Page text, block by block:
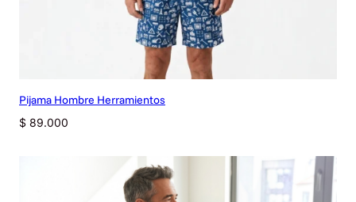
Pijama Hombre Herramientos
$ 89.000